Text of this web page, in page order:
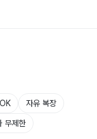
자유 복장
무제한